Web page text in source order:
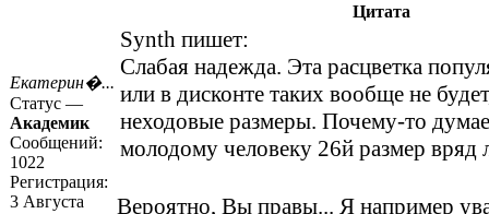
Екатерин�...
Статус —
Академик
Сообщений:
1022
Регистрация:
3 Августа
Цитата
Synth пишет:
Слабая надежда. Эта расцветка
или в дисконте таких вообще не
неходовые размеры. Почему-то
молодому человеку 26й размер вряд
Вероятно, Вы правы... Я например